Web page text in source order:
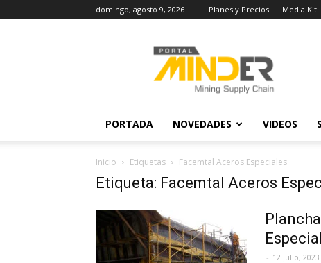
domingo, agosto 9, 2026 Planes y Precios Media Kit
Actualidad
Minera
PORTADA NOVEDADES VIDEOS
Inicio Etiquetas Facemtal Aceros Especiales
Etiqueta: Facemtal Aceros
- 12 julio, 2023